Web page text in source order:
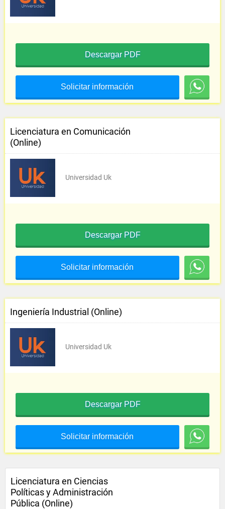
Descargar PDF
Solicitar información
Licenciatura en Comunicación
(Online)
Universidad Uk
Descargar PDF
Solicitar información
Ingeniería Industrial (Online)
Universidad Uk
Descargar PDF
Solicitar información
Licenciatura en Ciencias
Políticas y Administración
Pública (Online)